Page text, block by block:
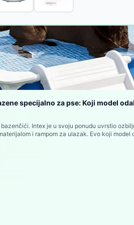
Deluxe okrugli jacuzzi za 4
Pravougaoni bazen sa
bazen sa prstenom na
Bazen sa peščanom pumpom i
pumpom i merdevinama Steel
za kućne ljubimce 152x30cm
ljubimce sa filter-pumpom i
bazen za kućne ljubimce sa
Jacuzzi za 4 osobe sa
Massage Jacuzzi za 4 osobe
specijalno za pse: Koji model
bazenčići. Intex je u svoju ponudu uvrstio
i rampom za ulazak. Evo koji model